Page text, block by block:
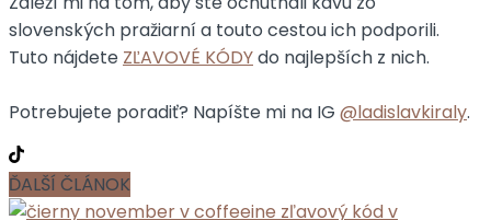
slovenských pražiarní a touto cestou ich podporili.
Tuto nájdete ZĽAVOVÉ KÓDYdo najlepších z nich.
Potrebujete poradiť? Napíšte mi na IG @ladislavkiraly.
ĎALŠÍ ČLÁNOK